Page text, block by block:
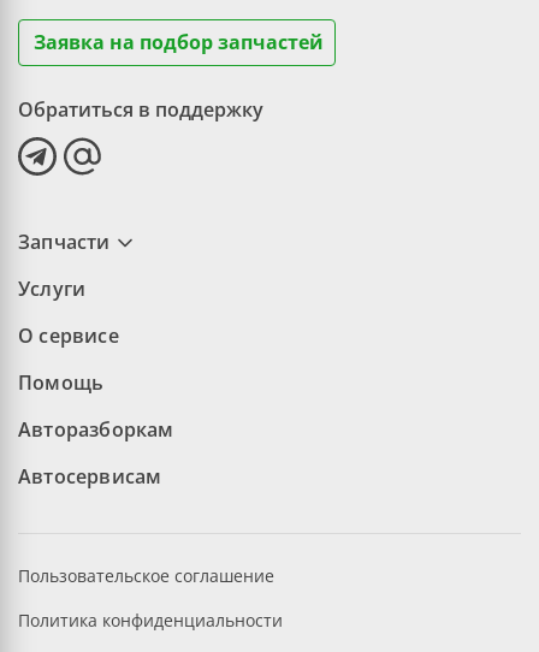
Заявка на подбор запчастей
Обратиться в поддержку
Запчасти
Услуги
О сервисе
Помощь
Авторазборкам
Автосервисам
Пользовательское соглашение
Политика конфиденциальности